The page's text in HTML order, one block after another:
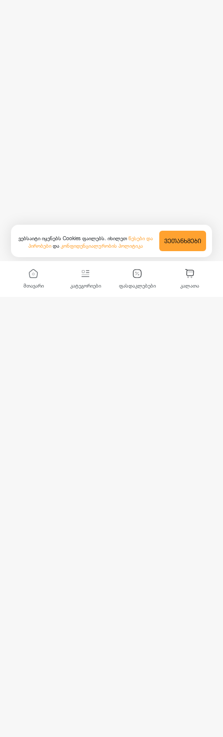
მთავარი კატეგორიები ფასდაკლებები კალათა
ვებსაიტი იყენებს Cookies ფაილებს. იხილეთ წესები და
პირობები და კონფიდენციალურობის პოლიტიკა
ᲕᲔᲗᲐᲜᲮᲛᲔᲑᲘ